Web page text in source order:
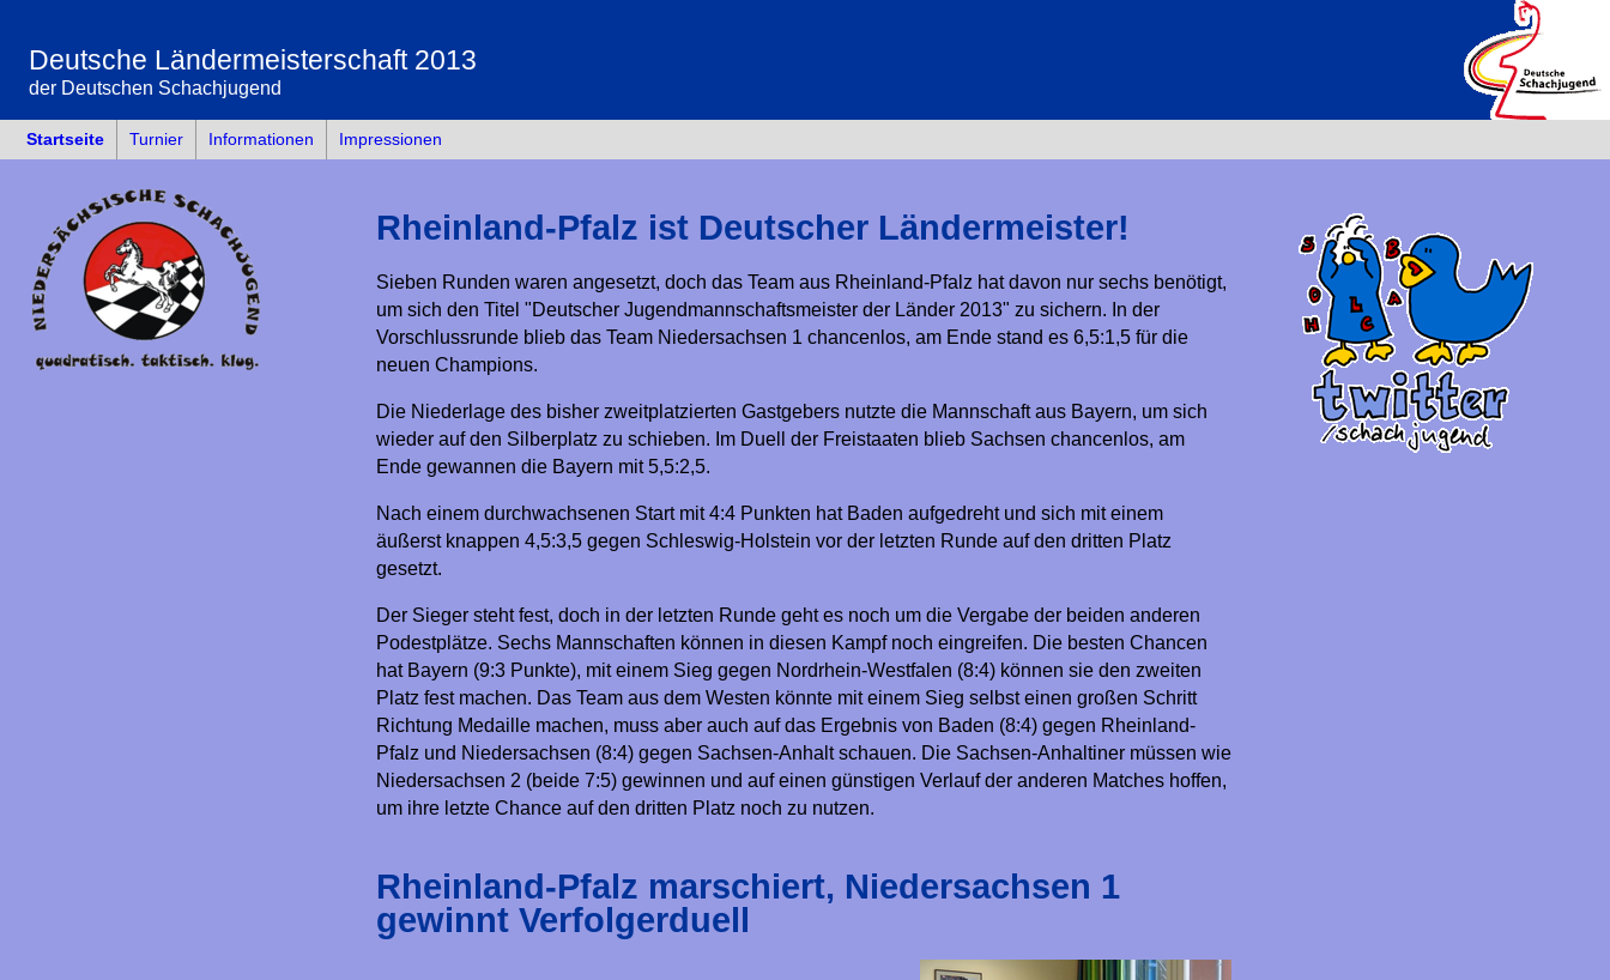
Deutsche Ländermeisterschaft 2013
der Deutschen Schachjugend
Startseite Turnier Informationen Impressionen
Rheinland-Pfalz ist Deutscher Ländermeister!
Sieben Runden waren angesetzt, doch das Team aus Rheinland-Pfalz hat davon nur sechs benötigt,
um sich den Titel "Deutscher Jugendmannschaftsmeister der Länder 2013" zu sichern. In der
Vorschlussrunde blieb das Team Niedersachsen 1 chancenlos, am Ende stand es 6,5:1,5 für die
neuen Champions.
Die Niederlage des bisher zweitplatzierten Gastgebers nutzte die Mannschaft aus Bayern, um sich
wieder auf den Silberplatz zu schieben. Im Duell der Freistaaten blieb Sachsen chancenlos, am
Ende gewannen die Bayern mit 5,5:2,5.
Nach einem durchwachsenen Start mit 4:4 Punkten hat Baden aufgedreht und sich mit einem
äußerst knappen 4,5:3,5 gegen Schleswig-Holstein vor der letzten Runde auf den dritten Platz
gesetzt.
Der Sieger steht fest, doch in der letzten Runde geht es noch um die Vergabe der beiden anderen
Podestplätze. Sechs Mannschaften können in diesen Kampf noch eingreifen. Die besten Chancen
hat Bayern (9:3 Punkte), mit einem Sieg gegen Nordrhein-Westfalen (8:4) können sie den zweiten
Platz fest machen. Das Team aus dem Westen könnte mit einem Sieg selbst einen großen Schritt
Richtung Medaille machen, muss aber auch auf das Ergebnis von Baden (8:4) gegen Rheinland-
Pfalz und Niedersachsen (8:4) gegen Sachsen-Anhalt schauen. Die Sachsen-Anhaltiner müssen wie
Niedersachsen 2 (beide 7:5) gewinnen und auf einen günstigen Verlauf der anderen Matches hoffen,
um ihre letzte Chance auf den dritten Platz noch zu nutzen.
Rheinland-Pfalz marschiert, Niedersachsen 1
gewinnt Verfolgerduell